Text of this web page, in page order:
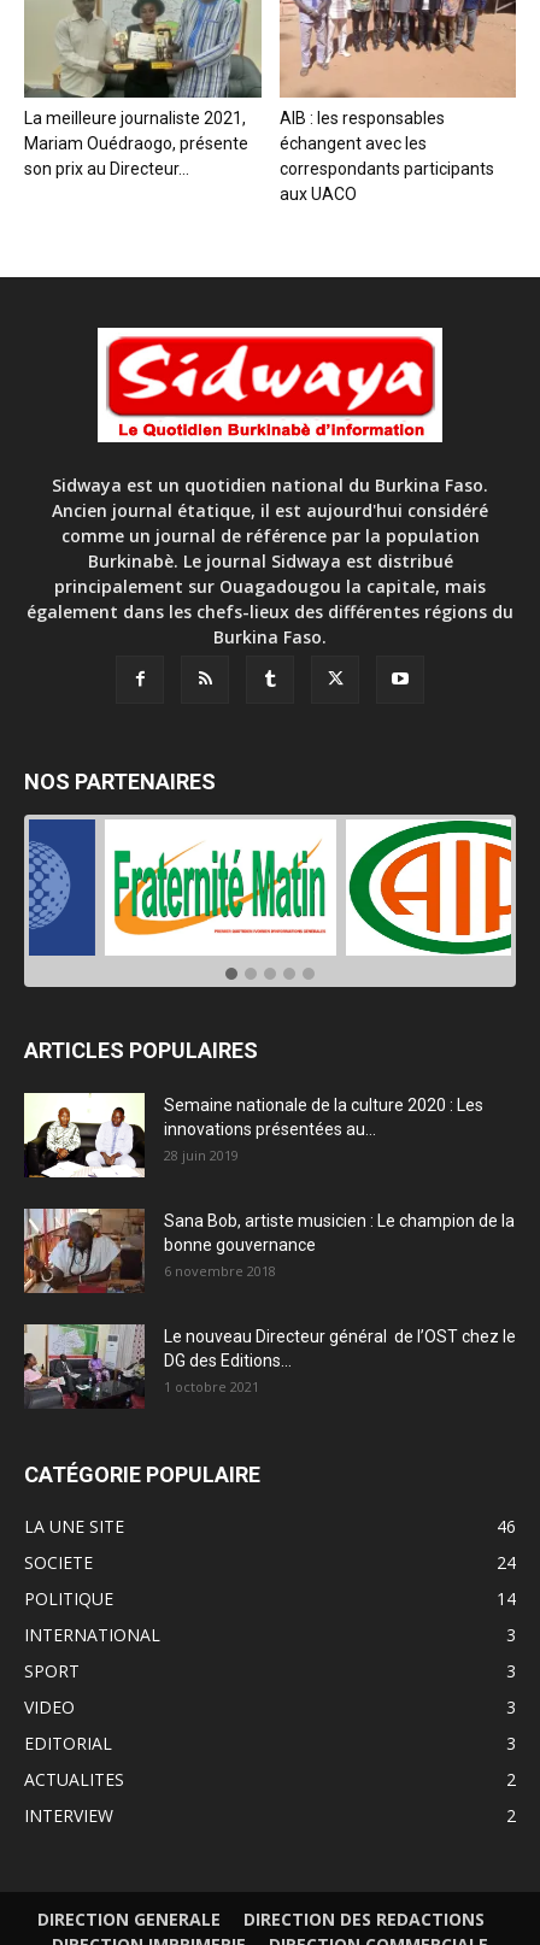
La meilleure journaliste 2021,
Mariam Ouédraogo, présente
son prix au Directeur...
AIB : les responsables
échangent avec les
correspondants participants
aux UACO
Sidwaya est un quotidien national du Burkina Faso.
Ancien journal étatique, il est aujourd'hui considéré
comme un journal de référence par la population
Burkinabè. Le journal Sidwaya est distribué
principalement sur Ouagadougou la capitale, mais
également dans les chefs-lieux des différentes régions du
Burkina Faso.
NOS PARTENAIRES
ARTICLES POPULAIRES
Semaine nationale de la culture 2020 : Les
innovations présentées au...
28 juin 2019
Sana Bob, artiste musicien : Le champion de la
bonne gouvernance
6 novembre 2018
Le nouveau Directeur général de l’OST chez le
DG des Editions...
1 octobre 2021
CATÉGORIE POPULAIRE
LA UNE SITE
46
SOCIETE
24
POLITIQUE
14
INTERNATIONAL
3
SPORT
3
VIDEO
3
EDITORIAL
3
ACTUALITES
2
INTERVIEW
2
DIRECTION GENERALE
DIRECTION DES REDACTIONS